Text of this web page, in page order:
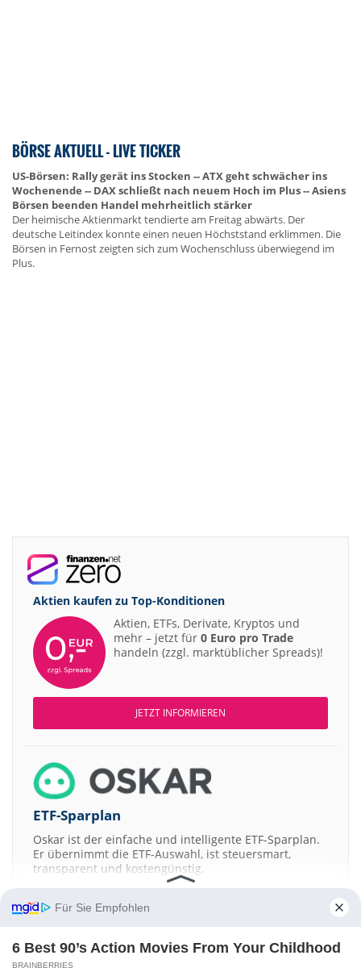
BÖRSE AKTUELL - LIVE TICKER
US-Börsen: Rally gerät ins Stocken -- ATX geht schwächer ins
Wochenende -- DAX schließt nach neuem Hoch im Plus -- Asiens
Börsen beenden Handel mehrheitlich stärker
Der heimische Aktienmarkt tendierte am Freitag abwärts. Der
deutsche Leitindex konnte einen neuen Höchststand erklimmen. Die
Börsen in Fernost zeigten sich zum Wochenschluss überwiegend im
Plus.
Aktien kaufen zu Top-Konditionen
Aktien, ETFs, Derivate, Kryptos und
mehr – jetzt für 0 Euro pro Trade
handeln (zzgl. marktüblicher Spreads)!
JETZT INFORMIEREN
ETF-Sparplan
Oskar ist der einfache und intelligente ETF-Sparplan.
Er übernimmt die ETF-Auswahl, ist steuersmart,
transparent und kostengünstig.
JETZT MEHR ERFAHREN
Für Sie Empfohlen
6 Best 90’s Action Movies From Your Childhood
BRAINBERRIES